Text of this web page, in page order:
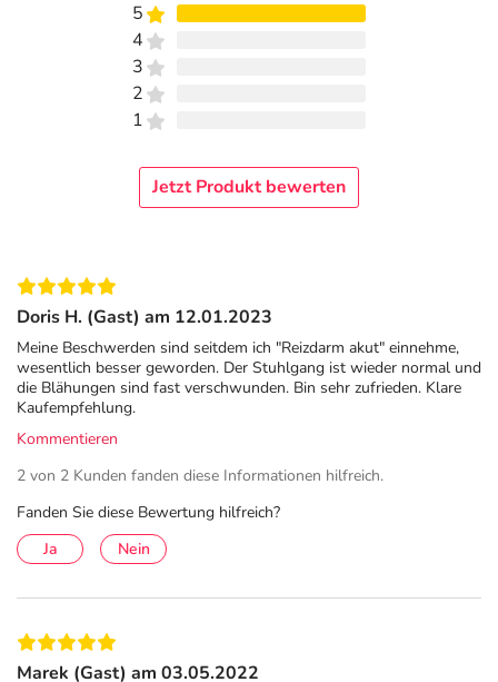
Bei folgenden Beschwerden kann nupure reizdarm akut
eingenommen werden:
Bauchschmerzen
Durch eine Normalisierung der Darmtätigkeit kann die
Doppelte Wirkung mit Simeticon & Bentonit
Nupure reizdarm akut lindert Reizdarmsymptome schnell
und effektiv. Gleichzeitig schützt es den Darm vor
Giftstoffen. Dies geschieht durch die beiden Wirkstoffe
Simeticon und Bentonit.
Simeticon ist ein sogenannter Entschäumer. Er hilft
feinblasigen Schaum im Darm abzubauen, so dass die
Gase durch die Darmwand und die Darmperistaltik
eliminiert werden. Druckgefühle, Blähungen und
Nebenwirkungen.
5
4
3
2
1
Jetzt Produkt bewerten
Doris H. (Gast) am 12.01.2023
Meine Beschwerden sind seitdem ich "Reizdarm akut" einnehme,
wesentlich besser geworden. Der Stuhlgang ist wieder normal und
die Blähungen sind fast verschwunden. Bin sehr zufrieden. Klare
Kaufempfehlung.
Kommentieren
2 von 2 Kunden fanden diese Informationen hilfreich.
Fanden Sie diese Bewertung hilfreich?
Ja
Nein
Marek (Gast) am 03.05.2022